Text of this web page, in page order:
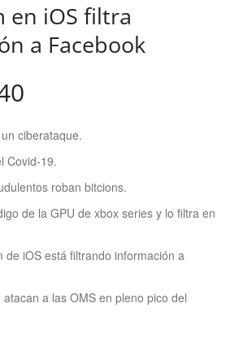
en iOS filtra
a Facebook
ciberataque.
Covid-19.
roban bitcions.
de la GPU de xbox series y lo filtra en
de iOS está filtrando información a
a las OMS en pleno pico del